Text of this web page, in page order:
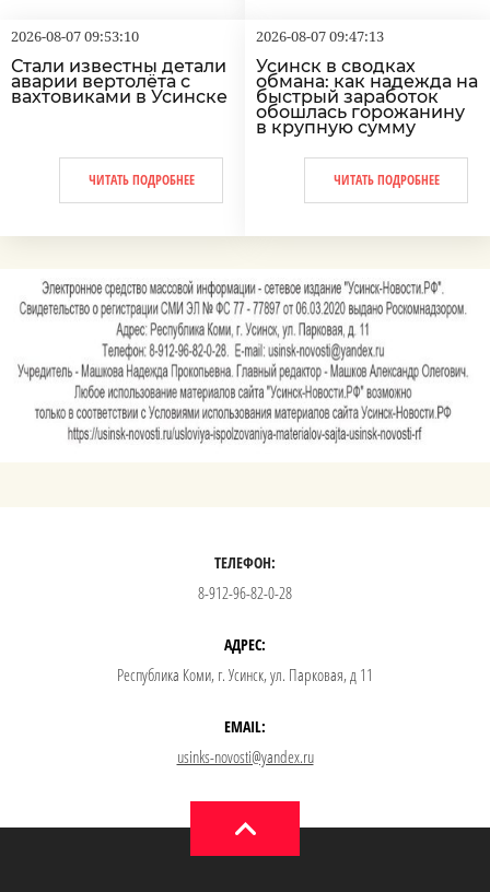
2026-08-07 09:53:10
Стали известны детали
аварии вертолёта с
вахтовиками в Усинске
ЧИТАТЬ ПОДРОБНЕЕ
2026-08-07 09:47:13
Усинск в сводках
обмана: как надежда на
быстрый заработок
обошлась горожанину
в крупную сумму
ЧИТАТЬ ПОДРОБНЕЕ
ТЕЛЕФОН:
8-912-96-82-0-28
АДРЕС:
Республика Коми, г. Усинск, ул. Парковая, д 11
EMAIL:
usinks-novosti@yandex.ru